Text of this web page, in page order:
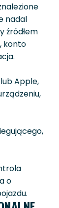
nadal
źródłem
konto
Apple,
o